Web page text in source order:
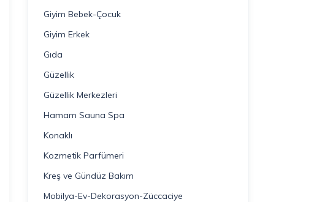
Giyim Bebek-Çocuk
Giyim Erkek
Gıda
Güzellik
Güzellik Merkezleri
Hamam Sauna Spa
Konaklı
Kozmetik Parfümeri
Kreş ve Gündüz Bakım
Mobilya-Ev-Dekorasyon-Züccaciye